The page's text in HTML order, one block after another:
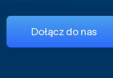
Dołącz do nas